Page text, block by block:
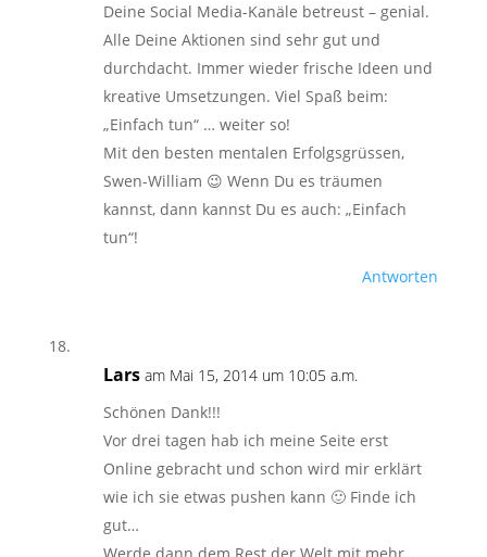
Deine Social Media-Kanäle betreust – genial.
Alle Deine Aktionen sind sehr gut und
durchdacht. Immer wieder frische Ideen und
kreative Umsetzungen. Viel Spaß beim:
„Einfach tun“ … weiter so!
Mit den besten mentalen Erfolgsgrüssen,
Swen-William 😉 Wenn Du es träumen
kannst, dann kannst Du es auch: „Einfach
tun“!
Antworten
Lars am Mai 15, 2014 um 10:05 a.m.
Schönen Dank!!!
Vor drei tagen hab ich meine Seite erst
Online gebracht und schon wird mir erklärt
wie ich sie etwas pushen kann 🙂 Finde ich
gut…